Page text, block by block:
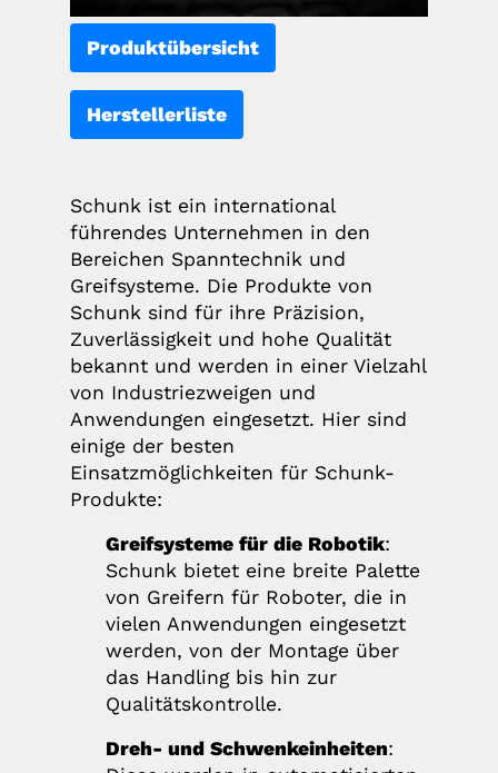
Produktübersicht
Herstellerliste
Schunk ist ein international
führendes Unternehmen in den
Bereichen Spanntechnik und
Greifsysteme. Die Produkte von
Schunk sind für ihre Präzision,
Zuverlässigkeit und hohe Qualität
bekannt und werden in einer Vielzahl
von Industriezweigen und
Anwendungen eingesetzt. Hier sind
einige der besten
Einsatzmöglichkeiten für Schunk-
Produkte:
Greifsysteme für die Robotik:
Schunk bietet eine breite Palette
von Greifern für Roboter, die in
vielen Anwendungen eingesetzt
werden, von der Montage über
das Handling bis hin zur
Qualitätskontrolle.
Dreh- und Schwenkeinheiten: